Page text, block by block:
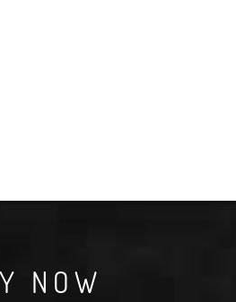
NOW